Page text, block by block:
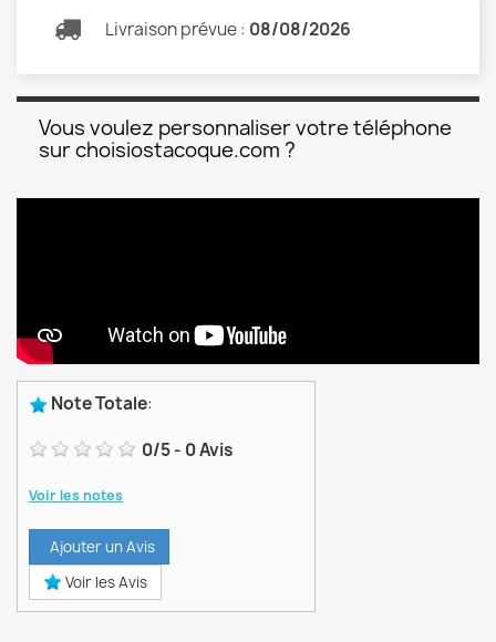
Livraison prévue : 08/08/2026
Vous voulez personnaliser votre téléphone
sur choisiostacoque.com ?
Note Totale:
0/5- 0Avis
Voir les notes
Ajouter un Avis
Voir les Avis